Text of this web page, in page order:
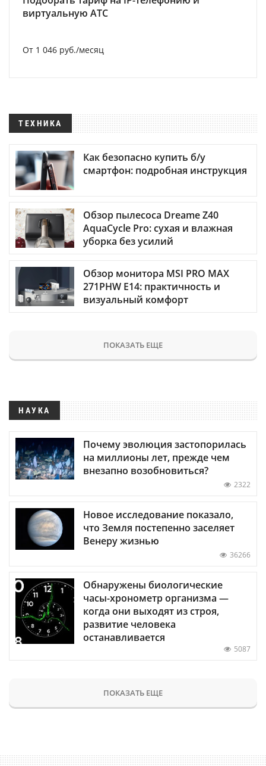
виртуальную АТС
От 1 046 руб./месяц
ТЕХНИКА
Как безопасно купить б/у
смартфон: подробная инструкция
Обзор пылесоса Dreame Z40
AquaCycle Pro: сухая и влажная
уборка без усилий
Обзор монитора MSI PRO MAX
271PHW E14: практичность и
визуальный комфорт
ПОКАЗАТЬ ЕЩЕ
НАУКА
Почему эволюция застопорилась
на миллионы лет, прежде чем
внезапно возобновиться?
2322
Новое исследование показало,
что Земля постепенно заселяет
Венеру жизнью
36266
Обнаружены биологические
часы-хронометр организма —
когда они выходят из строя,
развитие человека
останавливается
5087
ПОКАЗАТЬ ЕЩЕ